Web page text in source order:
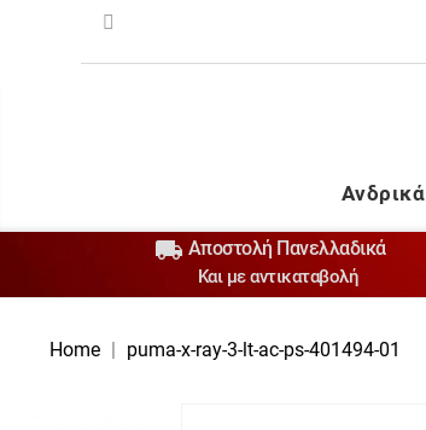
Ανδρικά
 Αποστολή Πανελλαδικά
Και με αντικαταβολή
Home puma-x-ray-3-lt-ac-ps-401494-01